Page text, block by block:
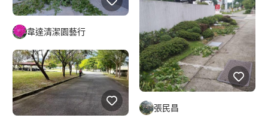
韋達清潔園藝行
張民昌